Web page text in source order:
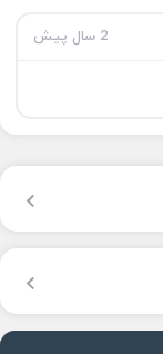
2 سال پیش